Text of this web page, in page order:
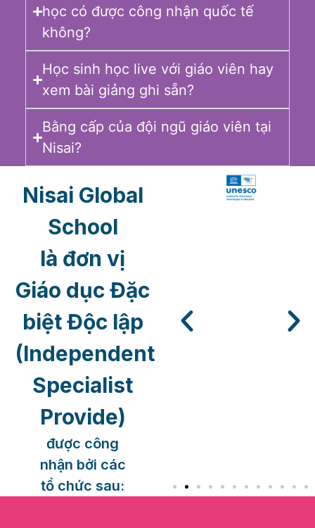
học có được công nhận quốc tế
không?
Học sinh học live với giáo viên hay
xem bài giảng ghi sẵn?
Bằng cấp của đội ngũ giáo viên tại
Nisai?
Nisai Global
School
là đơn vị
Giáo dục Đặc
biệt Độc lập
(Independent
Specialist
Provide)
được công
nhận bởi các
tổ chức sau: